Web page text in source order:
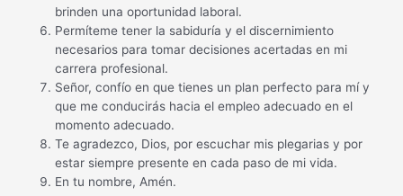
brinden una oportunidad laboral.
Permíteme tener la sabiduría y el discernimiento
necesarios para tomar decisiones acertadas en mi
carrera profesional.
Señor, confío en que tienes un plan perfecto para mí y
que me conducirás hacia el empleo adecuado en el
momento adecuado.
Te agradezco, Dios, por escuchar mis plegarias y por
estar siempre presente en cada paso de mi vida.
En tu nombre, Amén.